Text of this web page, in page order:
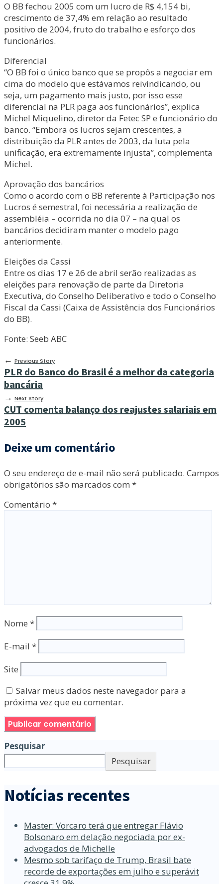
O BB fechou 2005 com um lucro de R$ 4,154 bi,
crescimento de 37,4% em relação ao resultado
positivo de 2004, fruto do trabalho e esforço dos
funcionários.
Diferencial
“O BB foi o único banco que se propôs a negociar em
cima do modelo que estávamos reivindicando, ou
seja, um pagamento mais justo, por isso esse
diferencial na PLR paga aos funcionários”, explica
Michel Miquelino, diretor da Fetec SP e funcionário do
banco. “Embora os lucros sejam crescentes, a
distribuição da PLR antes de 2003, da luta pela
unificação, era extremamente injusta”, complementa
Michel.
Aprovação dos bancários
Como o acordo com o BB referente à Participação nos
Lucros é semestral, foi necessária a realização de
assembléia – ocorrida no dia 07 – na qual os
bancários decidiram manter o modelo pago
anteriormente.
Eleições da Cassi
Entre os dias 17 e 26 de abril serão realizadas as
eleições para renovação de parte da Diretoria
Executiva, do Conselho Deliberativo e todo o Conselho
Fiscal da Cassi (Caixa de Assistência dos Funcionários
do BB).
Fonte: Seeb ABC
← Previous Story
PLR do Banco do Brasil é a melhor da categoria
bancária
→ Next Story
CUT comenta balanço dos reajustes salariais em
2005
Deixe um comentário
O seu endereço de e-mail não será publicado. Campos
obrigatórios são marcados com *
Comentário *
Nome *
E-mail *
Site
Salvar meus dados neste navegador para a
próxima vez que eu comentar.
Pesquisar
Pesquisar
Notícias recentes
Master: Vorcaro terá que entregar Flávio
Bolsonaro em delação negociada por ex-
advogados de Michelle
Mesmo sob tarifaço de Trump, Brasil bate
recorde de exportações em julho e superávit